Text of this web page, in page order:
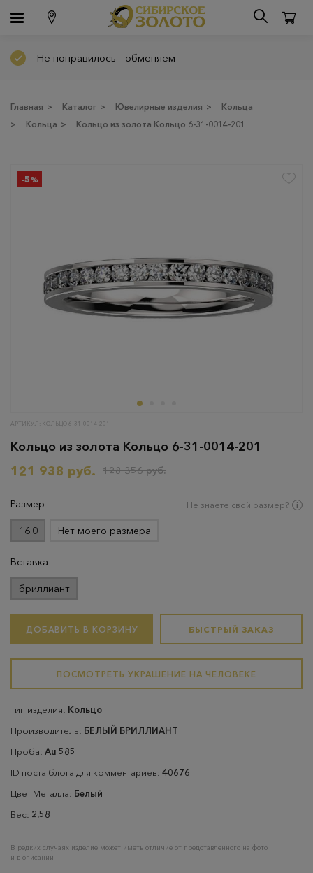
Не понравилось - обменяем
Главная > Каталог > Ювелирные изделия >
Кольца
>
Кольца > Кольцо из золота Кольцо 6-31-0014-201
-5%
АРТИКУЛ: КОЛЬЦО 6-31-0014-201
Кольцо из золота Кольцо 6-31-0014-201
121 938 руб.
128 356 руб.
Размер Не знаете свой размер?
16.0 Нет моего размера
Вставка
бриллиант
ДОБАВИТЬ В КОРЗИНУ БЫСТРЫЙ ЗАКАЗ
ПОСМОТРЕТЬ УКРАШЕНИЕ НА ЧЕЛОВЕКЕ
Тип изделия: Кольцо
Производитель: БЕЛЫЙ БРИЛЛИАНТ
Проба: Au 585
ID поста блога для комментариев: 40676
Цвет Металла: Белый
Вес: 2.58
В редких случаях изделие может иметь отличие от представленного на фото
и в описании